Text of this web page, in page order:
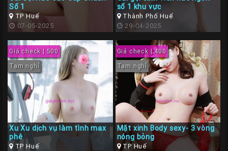
Số 1
TP Huế
07-05-2025
số 1 khu vực
Thành Phố Huế
29-04-2025
Giá check | 500
Tạm nghỉ
Xu Xu dịch vụ làm tình max
phê
TP Huế
Giá check | 400
Tạm nghỉ
Mặt xinh Body sexy- 3 vòng
nóng bỏng
TP Huế